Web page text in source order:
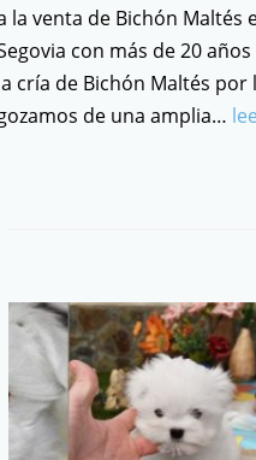
la venta de Bichón Maltés
con más de 20
cría de Bichón Maltés por
de una amplia…